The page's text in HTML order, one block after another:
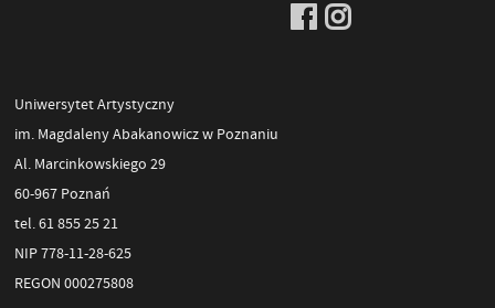
Uniwersytet Artystyczny
im. Magdaleny Abakanowicz w Poznaniu
Al. Marcinkowskiego 29
60-967 Poznań
tel. 61 855 25 21
NIP 778-11-28-625
REGON 000275808